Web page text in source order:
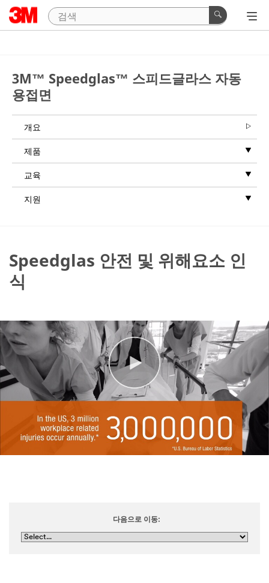
3M™ Speedglas™ 스피드글라스 자동
용접면
개요
제품
교육
지원
Speedglas 안전 및 위해요소 인
식
다음으로 이동: